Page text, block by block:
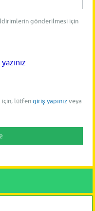
gönderilmesi için
için, lütfen giriş yapınız veya